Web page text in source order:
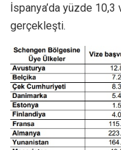
İspanya’da yüzde 10,3
gerçekleşti.